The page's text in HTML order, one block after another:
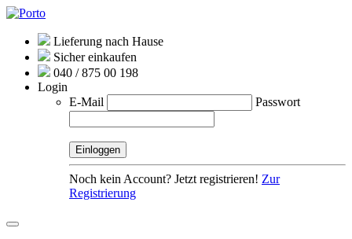
Lieferung nach Hause
Sicher einkaufen
040 / 875 00 198
Login
E-Mail
Passwort
Noch kein Account? Jetzt registrieren! Zur
Registrierung